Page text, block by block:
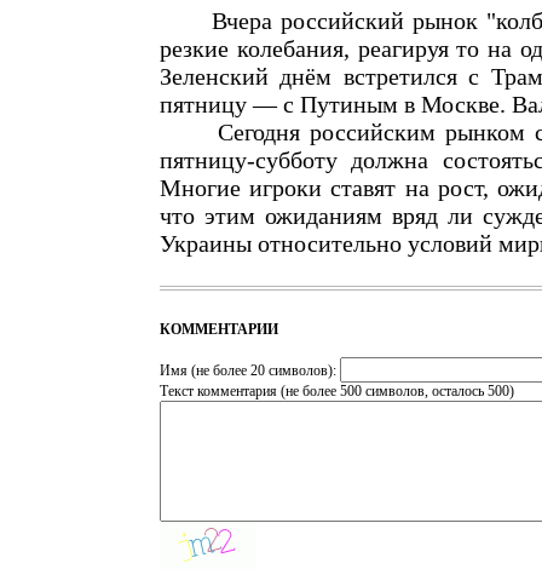
Вчера российский рынок
резкие колебания, реагируя то на
Зеленский днём встретился с
пятницу — с Путиным в Москве.
Сегодня российским рынком с
пятницу-субботу должна
Многие игроки ставят на рост,
что этим ожиданиям вряд ли
Украины относительно условий
КОММЕНТАРИИ
Имя (не более 20 символов):
Текст комментария (не более 500 символов, осталось 500)